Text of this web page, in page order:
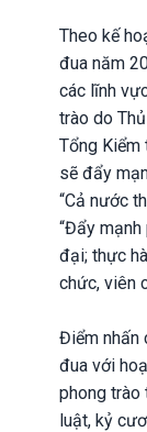
Theo kế
đua năm
các lĩnh
trào do
Tổng Kiểm
sẽ đẩy
“Cả nước
“Đẩy
đại; thực
chức, viên
Điểm nhấn
đua với
phong trào
luật, kỷ